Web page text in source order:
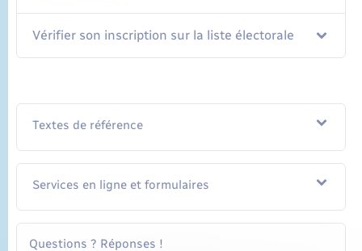
Vérifier son inscription sur la liste électorale
Textes de référence
Services en ligne et formulaires
Questions ? Réponses !